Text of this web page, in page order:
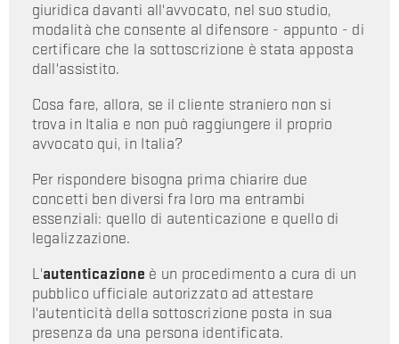
giuridica davanti all'avvocato, nel suo studio,
modalità che consente al difensore - appunto - di
certificare che la sottoscrizione è stata apposta
dall'assistito.
Cosa fare, allora, se il cliente straniero non si
trova in Italia e non può raggiungere il proprio
avvocato qui, in Italia?
Per rispondere bisogna prima chiarire due
concetti ben diversi fra loro ma entrambi
essenziali: quello di autenticazione e quello di
legalizzazione.
L'autenticazione è un procedimento a cura di un
pubblico ufficiale autorizzato ad attestare
l'autenticità della sottoscrizione posta in sua
presenza da una persona identificata.